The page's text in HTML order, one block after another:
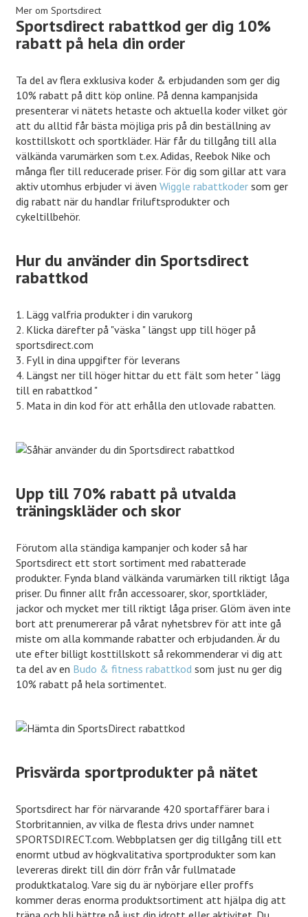
Mer om Sportsdirect
Sportsdirect rabattkod ger dig 10%
rabatt på hela din order
Ta del av flera exklusiva koder & erbjudanden som ger dig
10% rabatt på ditt köp online. På denna kampanjsida
presenterar vi nätets hetaste och aktuella koder vilket gör
att du alltid får bästa möjliga pris på din beställning av
kosttillskott och sportkläder. Här får du tillgång till alla
välkända varumärken som t.ex. Adidas, Reebok Nike och
många fler till reducerade priser. För dig som gillar att vara
aktiv utomhus erbjuder vi även Wiggle rabattkodersom ger
dig rabatt när du handlar friluftsprodukter och
cykeltillbehör.
Hur du använder din Sportsdirect
rabattkod
1. Lägg valfria produkter i din varukorg
2. Klicka därefter på "väska " längst upp till höger på
sportsdirect.com
3. Fyll in dina uppgifter för leverans
4. Längst ner till höger hittar du ett fält som heter " lägg
till en rabattkod "
5. Mata in din kod för att erhålla den utlovade rabatten.
Upp till 70% rabatt på utvalda
träningskläder och skor
Förutom alla ständiga kampanjer och koder så har
Sportsdirect ett stort sortiment med rabatterade
produkter. Fynda bland välkända varumärken till riktigt låga
priser. Du finner allt från accessoarer, skor, sportkläder,
jackor och mycket mer till riktigt låga priser. Glöm även inte
bort att prenumererar på vårat nyhetsbrev för att inte gå
miste om alla kommande rabatter och erbjudanden. Är du
ute efter billigt kosttillskott så rekommenderar vi dig att
ta del av en Budo & fitness rabattkod som just nu ger dig
10% rabatt på hela sortimentet.
Prisvärda sportprodukter på nätet
Sportsdirect har för närvarande 420 sportaffärer bara i
Storbritannien, av vilka de flesta drivs under namnet
SPORTSDIRECT.com. Webbplatsen ger dig tillgång till ett
enormt utbud av högkvalitativa sportprodukter som kan
levereras direkt till din dörr från vår fullmatade
produktkatalog. Vare sig du är nybörjare eller proffs
kommer deras enorma produktsortiment att hjälpa dig att